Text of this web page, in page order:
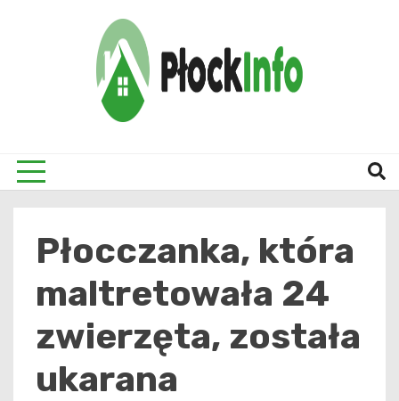
Płocczanka, która
maltretowała 24
zwierzęta, została
ukarana